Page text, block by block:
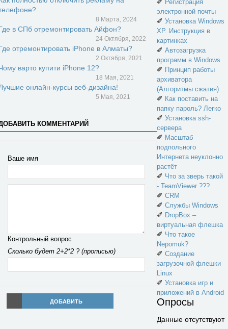
8 Марта, 2024
в СПб отремонтировать Айфон?
24 Октября, 2022
отремонтировать iPhone в Алматы?
2 Октября, 2021
варто купити iPhone 12?
18 Мая, 2021
онлайн-курсы веб-дизайна!
5 Мая, 2021
КОММЕНТАРИЙ
Ваше имя
Контрольный вопрос
Сколько будет 2+2*2 ? (прописью)
ДОБАВИТЬ
Регистрация
электронной почты
✐ Установка Windows
XP. Инструкция в
картинках
✐ Автозагрузка
программ в Windows
✐ Принцип работы
архиватора
(Алгоритмы сжатия)
✐ Как поставить на
папку пароль? Легко
✐ Установка ssh-
сервера
✐ Масштаб
подпольного
Интернета неуклонно
растёт
✐ Что за зверь такой
- TeamViewer ???
✐ CRM
✐ Службы Windows
✐ DropBox –
виртуальная флешка
✐ Что такое
Nepomuk?
✐ Создание
загрузочной флешки
Linux
✐ Установка игр и
приложений в Android
Опросы
Данные отсутствуют